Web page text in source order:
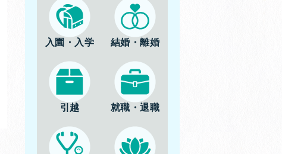
入園・入学 結婚・離婚
引越 就職・退職